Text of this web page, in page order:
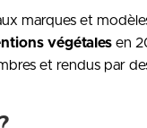
marques et
végétales en
et rendus par